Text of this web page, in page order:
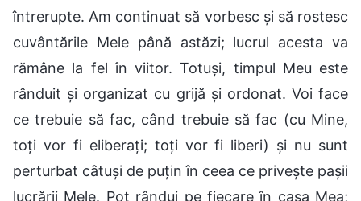
întrerupte. Am continuat să vorbesc și să rostesc
cuvântările Mele până astăzi; lucrul acesta va
rămâne la fel în viitor. Totuși, timpul Meu este
rânduit și organizat cu grijă și ordonat. Voi face
ce trebuie să fac, când trebuie să fac (cu Mine,
toți vor fi eliberați; toți vor fi liberi) și nu sunt
perturbat câtuși de puțin în ceea ce privește pașii
lucrării Mele. Pot rândui pe fiecare în casa Mea;